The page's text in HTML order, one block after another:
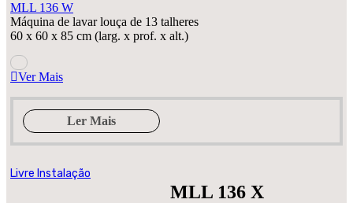
MLL 136 W
Máquina de lavar louça de 13 talheres
60 x 60 x 85 cm (larg. x prof. x alt.)
Ver Mais
Ler Mais
Livre Instalação
MLL 136 X